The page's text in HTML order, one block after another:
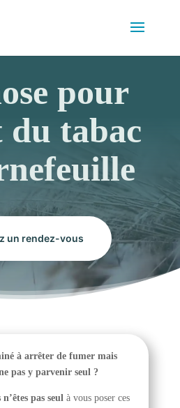
pour
du tabac
un rendez-vous
à arrêter de fumer mais
pas y parvenir seul ?
n’êtes pas seulà vous poser ces